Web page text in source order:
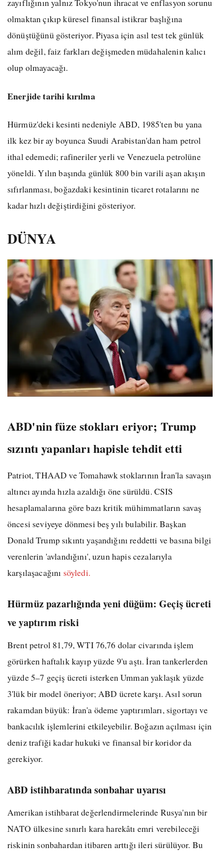
zayıflığının yalnız Tokyo'nun ihracat ve enflasyon sorunu
olmaktan çıkıp küresel finansal istikrar başlığına
dönüştüğünü gösteriyor. Piyasa için asıl test tek günlük
alım değil, faiz farkları değişmeden müdahalenin kalıcı
olup olmayacağı.
Enerjide tarihi kırılma
Hürmüz'deki kesinti nedeniyle ABD, 1985'ten bu yana
ilk kez bir ay boyunca Suudi Arabistan'dan ham petrol
ithal edemedi; rafineriler yerli ve Venezuela petrolüne
yöneldi. Yılın başında günlük 800 bin varili aşan akışın
sıfırlanması, boğazdaki kesintinin ticaret rotalarını ne
kadar hızlı değiştirdiğini gösteriyor.
DÜNYA
ABD'nin füze stokları eriyor; Trump
sızıntı yapanları hapisle tehdit etti
Patriot, THAAD ve Tomahawk stoklarının İran'la savaşın
altıncı ayında hızla azaldığı öne sürüldü. CSIS
hesaplamalarına göre bazı kritik mühimmatların savaş
öncesi seviyeye dönmesi beş yılı bulabilir. Başkan
Donald Trump sıkıntı yaşandığını reddetti ve basına bilgi
verenlerin 'avlandığını', uzun hapis cezalarıyla
karşılaşacağını söyledi.
Hürmüz pazarlığında yeni düğüm: Geçiş ücreti
ve yaptırım riski
Brent petrol 81,79, WTI 76,76 dolar civarında işlem
görürken haftalık kayıp yüzde 9'u aştı. İran tankerlerden
yüzde 5–7 geçiş ücreti isterken Umman yaklaşık yüzde
3'lük bir model öneriyor; ABD ücrete karşı. Asıl sorun
rakamdan büyük: İran'a ödeme yaptırımları, sigortayı ve
bankacılık işlemlerini etkileyebilir. Boğazın açılması için
deniz trafiği kadar hukuki ve finansal bir koridor da
gerekiyor.
ABD istihbaratında sonbahar uyarısı
Amerikan istihbarat değerlendirmelerinde Rusya'nın bir
NATO ülkesine sınırlı kara harekâtı emri verebileceği
riskinin sonbahardan itibaren arttığı ileri sürülüyor. Bu